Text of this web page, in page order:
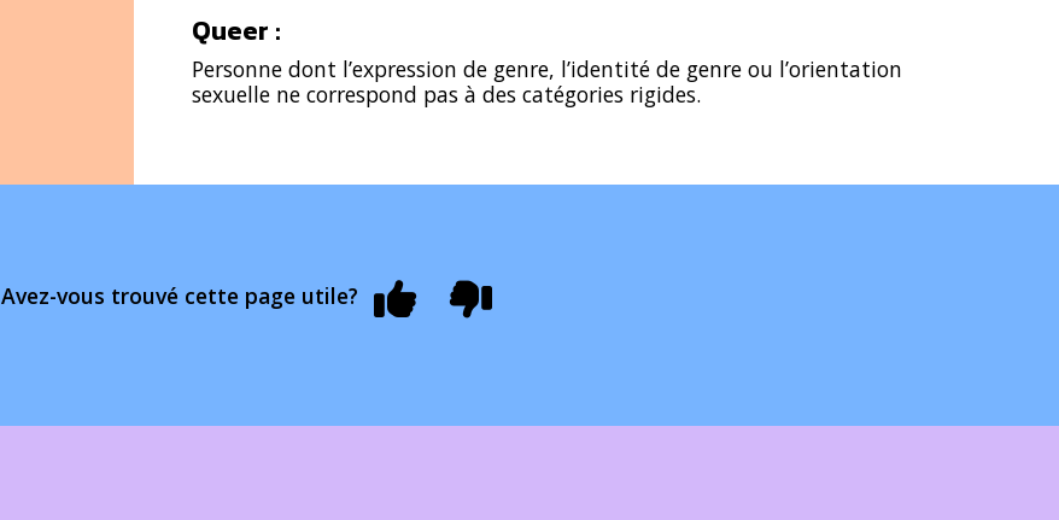
Queer :
Personne dont l’expression de genre, l’identité de genre ou l’orientation
sexuelle ne correspond pas à des catégories rigides.
Avez-vous trouvé cette page utile?